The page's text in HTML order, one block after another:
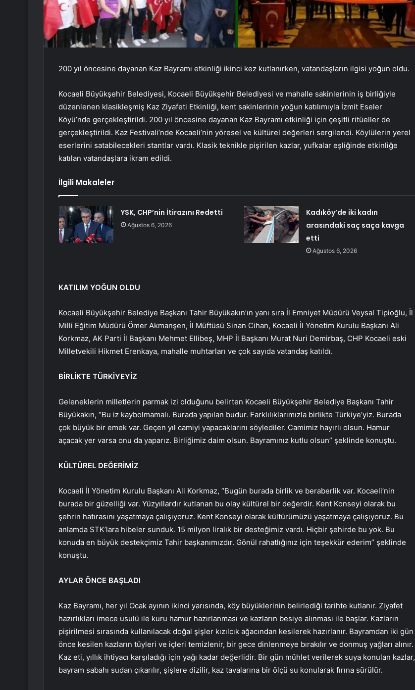
200 yıl öncesine dayanan Kaz Bayramı etkinliği ikinci kez kutlanırken, vatandaşların ilgisi yoğun oldu.
Kocaeli Büyükşehir Belediyesi, Kocaeli Büyükşehir Belediyesi ve mahalle sakinlerinin iş birliğiyle
düzenlenen klasikleşmiş Kaz Ziyafeti Etkinliği, kent sakinlerinin yoğun katılımıyla İzmit Eseler
Köyü’nde gerçekleştirildi. 200 yıl öncesine dayanan Kaz Bayramı etkinliği için çeşitli ritüeller de
gerçekleştirildi. Kaz Festivali’nde Kocaeli’nin yöresel ve kültürel değerleri sergilendi. Köylülerin yerel
eserlerini satabilecekleri stantlar vardı. Klasik teknikle pişirilen kazlar, yufkalar eşliğinde etkinliğe
katılan vatandaşlara ikram edildi.
İlgili Makaleler
YSK, CHP’nin İtirazını Redetti
Ağustos 6, 2026
Kadıköy’de iki kadın
arasındaki saç saça kavga
etti
Ağustos 6, 2026
KATILIM YOĞUN OLDU
Kocaeli Büyükşehir Belediye Başkanı Tahir Büyükakın’ın yanı sıra İl Emniyet Müdürü Veysal Tipioğlu, İl
Milli Eğitim Müdürü Ömer Akmanşen, İl Müftüsü Sinan Cihan, Kocaeli İl Yönetim Kurulu Başkanı Ali
Korkmaz, AK Parti İl Başkanı Mehmet Ellibeş, MHP İl Başkanı Murat Nuri Demirbaş, CHP Kocaeli eski
Milletvekili Hikmet Erenkaya, mahalle muhtarları ve çok sayıda vatandaş katıldı.
BİRLİKTE TÜRKİYEYİZ
Geleneklerin milletlerin parmak izi olduğunu belirten Kocaeli Büyükşehir Belediye Başkanı Tahir
Büyükakın, “Bu iz kaybolmamalı. Burada yapılan budur. Farklılıklarımızla birlikte Türkiye’yiz. Burada
çok büyük bir emek var. Geçen yıl camiyi yapacaklarını söylediler. Camimiz hayırlı olsun. Hamur
açacak yer varsa onu da yaparız. Birliğimiz daim olsun. Bayramınız kutlu olsun” şeklinde konuştu.
KÜLTÜREL DEĞERİMİZ
Kocaeli İl Yönetim Kurulu Başkanı Ali Korkmaz, “Bugün burada birlik ve beraberlik var. Kocaeli’nin
burada bir güzelliği var. Yüzyıllardır kutlanan bu olay kültürel bir değerdir. Kent Konseyi olarak bu
şehrin hatırasını yaşatmaya çalışıyoruz. Kent Konseyi olarak kültürümüzü yaşatmaya çalışıyoruz. Bu
anlamda STK’lara hibeler sunduk. 15 milyon liralık bir desteğimiz vardı. Hiçbir şehirde bu yok. Bu
konuda en büyük destekçimiz Tahir başkanımızdır. Gönül rahatlığınız için teşekkür ederim” şeklinde
konuştu.
AYLAR ÖNCE BAŞLADI
Kaz Bayramı, her yıl Ocak ayının ikinci yarısında, köy büyüklerinin belirlediği tarihte kutlanır. Ziyafet
hazırlıkları imece usulü ile kuru hamur hazırlanması ve kazların besiye alınması ile başlar. Kazların
pişirilmesi sırasında kullanılacak doğal şişler kızılcık ağacından kesilerek hazırlanır. Bayramdan iki gün
önce kesilen kazların tüyleri ve içleri temizlenir, bir gece dinlenmeye bırakılır ve donmuş yağları alınır.
Kaz eti, yıllık ihtiyacı karşıladığı için yağı kadar değerlidir. Bir gün mühlet verilerek suya konulan kazlar,
bayram sabahı sudan çıkarılır, şişlere dizilir, kaz tavalarına bir ölçü su konularak fırına sürülür.